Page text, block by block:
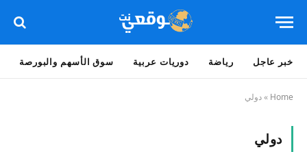
خبر عاجل رياضة دوريات عربية سوق الأسهم والبورصة
Home
»دولي
دولي